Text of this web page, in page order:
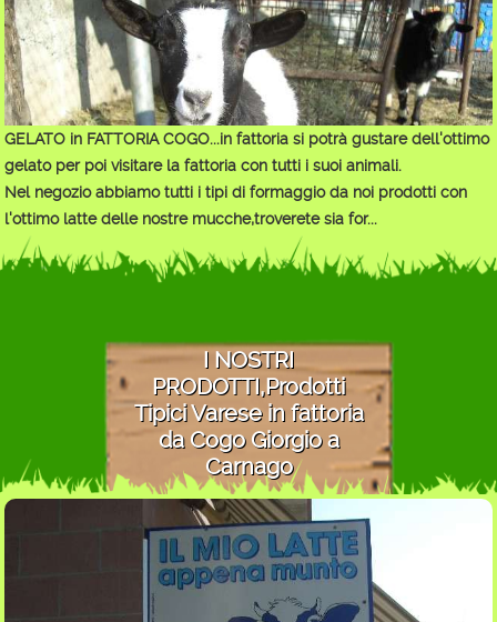
GELATO in FATTORIA COGO...in fattoria si potrà gustare dell'ottimo
gelato per poi visitare la fattoria con tutti i suoi animali.
Nel negozio abbiamo tutti i tipi di formaggio da noi prodotti con
l'ottimo latte delle nostre mucche,troverete sia for...
I NOSTRI
PRODOTTI,Prodotti
Tipici Varese in fattoria
da Cogo Giorgio a
Carnago